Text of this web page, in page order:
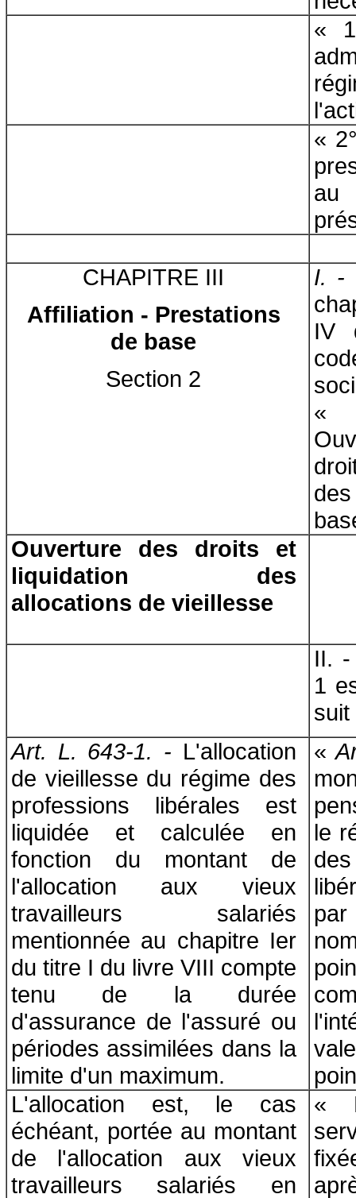
«
«
au
CHAPITRE III
Affiliation - Prestations
de base
Section 2
I. -
IV
«
Ouverture des droits et
liquidation des
allocations de vieillesse
II. -
1
suit
Art. L. 643-1. - L'allocation
de vieillesse du régime des
professions libérales est
liquidée et calculée en
fonction du montant de
l'allocation aux vieux
travailleurs salariés
mentionnée au chapitre Ier
du titre I du livre VIII compte
tenu de la durée
d'assurance de l'assuré ou
périodes assimilées dans la
limite d'un maximum.
«
le
L'allocation est, le cas
échéant, portée au montant
de l'allocation aux vieux
travailleurs salariés en
«